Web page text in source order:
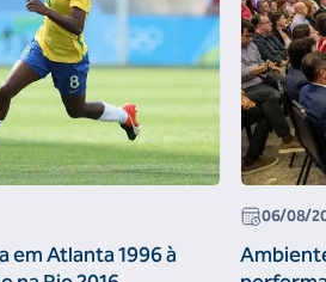
em Atlanta 1996 à
06/08/